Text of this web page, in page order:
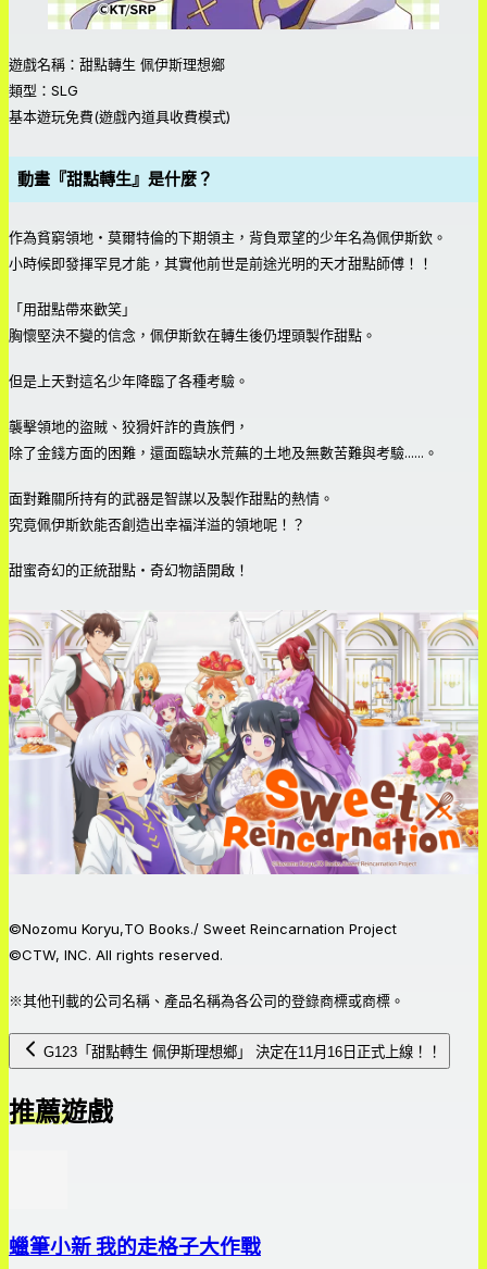
遊戲名稱：甜點轉生 佩伊斯理想鄉
類型：SLG
基本遊玩免費(遊戲內道具收費模式)
動畫『甜點轉生』是什麼？
作為貧窮領地・莫爾特倫的下期領主，背負眾望的少年名為佩伊斯欽。
小時候即發揮罕見才能，其實他前世是前途光明的天才甜點師傅！！
「用甜點帶來歡笑」
胸懷堅決不變的信念，佩伊斯欽在轉生後仍埋頭製作甜點。
但是上天對這名少年降臨了各種考驗。
襲擊領地的盜賊、狡猾奸詐的貴族們，
除了金錢方面的困難，還面臨缺水荒蕪的土地及無數苦難與考驗......。
面對難關所持有的武器是智謀以及製作甜點的熱情。
究竟佩伊斯欽能否創造出幸福洋溢的領地呢！？
甜蜜奇幻的正統甜點・奇幻物語開啟！
©Nozomu Koryu,TO Books./ Sweet Reincarnation Project
©CTW, INC. All rights reserved.
※其他刊載的公司名稱、產品名稱為各公司的登錄商標或商標。
G123「甜點轉生 佩伊斯理想鄉」 決定在11月16日正式上線！！
推薦遊戲
蠟筆小新 我的走格子大作戰